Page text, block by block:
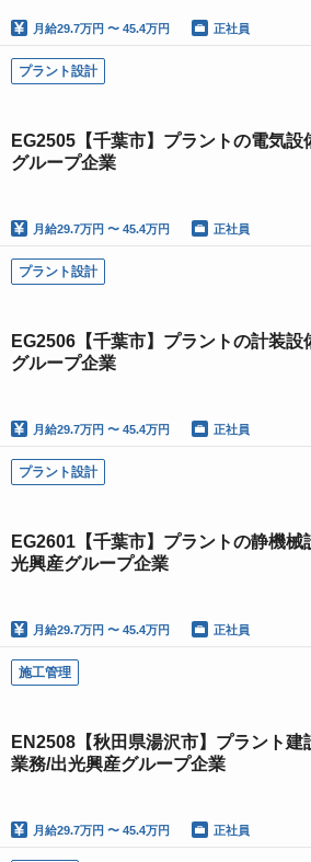
月給29.7万円 〜 45.4万円 正社員
プラント設計
EG2505【千葉市】プラントの電気設
グループ企業
月給29.7万円 〜 45.4万円 正社員
プラント設計
EG2506【千葉市】プラントの計装設
グループ企業
月給29.7万円 〜 45.4万円 正社員
プラント設計
EG2601【千葉市】プラントの静機械
光興産グループ企業
月給29.7万円 〜 45.4万円 正社員
施工管理
EN2508【秋田県湯沢市】プラント建
業務/出光興産グループ企業
月給29.7万円 〜 45.4万円 正社員